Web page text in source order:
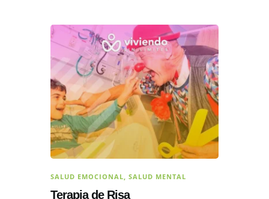
SALUD EMOCIONAL, SALUD MENTAL
Terapia de Risa